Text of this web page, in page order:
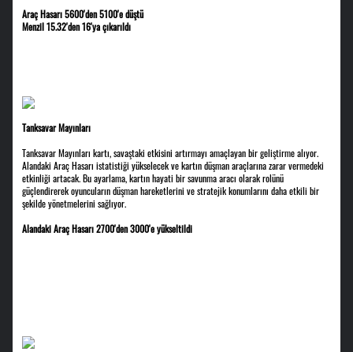
Araç Hasarı 5600'den 5100'e düştü
Menzil 15.32'den 16'ya çıkarıldı
Tanksavar Mayınları
Tanksavar Mayınları kartı, savaştaki etkisini artırmayı amaçlayan bir geliştirme alıyor.
Alandaki Araç Hasarı istatistiği yükselecek ve kartın düşman araçlarına zarar vermedeki
etkinliği artacak. Bu ayarlama, kartın hayati bir savunma aracı olarak rolünü
güçlendirerek oyuncuların düşman hareketlerini ve stratejik konumlarını daha etkili bir
şekilde yönetmelerini sağlıyor.
Alandaki Araç Hasarı 2700'den 3000'e yükseltildi